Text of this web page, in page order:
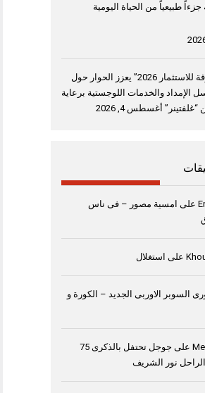
جزءاً طبيعياً من الحياة اليومية
“منتدى الشارقة للاستثمار 2026” يعزز الحوار حول
الإمداد والخدمات اللوجستية برعاية
“غلفتينر” أغسطس 4, 2026
على امسية مصور – فى ناس
على استغلال
السوبر الاوربى الجديد – الكورة و
على
جوجل تحتفل بالذكرى 75
الراحل نور الشريف